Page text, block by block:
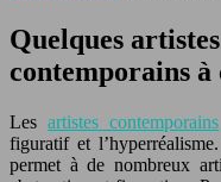
Quelques
contemporains
Lesartistes contemporains
figuratif et
permet à de nombreux